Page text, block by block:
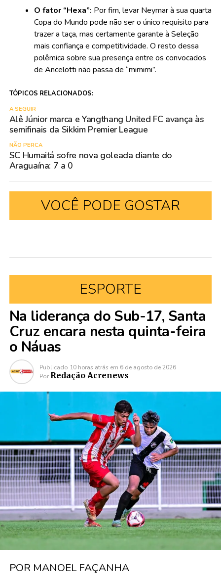
O fator “Hexa”: Por fim, levar Neymar à sua quarta
Copa do Mundo pode não ser o único requisito para
trazer a taça, mas certamente garante à Seleção
mais confiança e competitividade. O resto dessa
polêmica sobre sua presença entre os convocados
de Ancelotti não passa de “mimimi”.
TÓPICOS RELACIONADOS:
A SEGUIR
Alê Júnior marca e Yangthang United FC avança às
semifinais da Sikkim Premier League
NÃO PERCA
SC Humaitá sofre nova goleada diante do
Araguaína: 7 a 0
VOCÊ PODE GOSTAR
ESPORTE
Na liderança do Sub-17, Santa
Cruz encara nesta quinta-feira
o Náuas
Publicado 10 horas atrás em 6 de agosto de 2026
Por Redação Acrenews
POR MANOEL FAÇANHA